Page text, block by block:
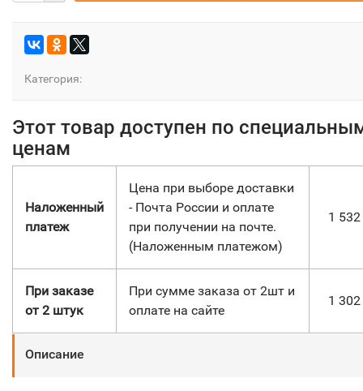
Категория:
Этот товар доступен по
ценам
Наложенный
платеж
Цена при выборе доставки
- Почта России и оплате
при получении на почте.
(Наложенным платежом)
1 532
При заказе
от 2 штук
При сумме заказа от 2шт и
оплате на сайте
1 302
Описание